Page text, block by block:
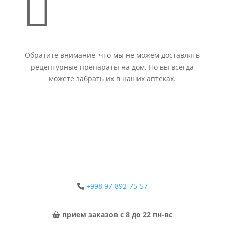
Обратите внимание, что мы не можем доставлять
рецептурные препараты на дом. Но вы всегда
можете забрать их в наших аптеках.
+998 97 892-75-57
прием заказов с 8 до 22 пн-вс